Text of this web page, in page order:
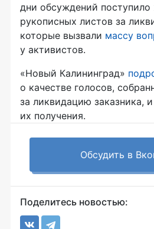
дни обсуждений поступило
рукописных листов за
которые вызвали массу
у активистов.
«Новый Калининград»
о качестве голосов,
за ликвидацию заказника,
их получения.
Обсудить в
Поделитесь новостью: